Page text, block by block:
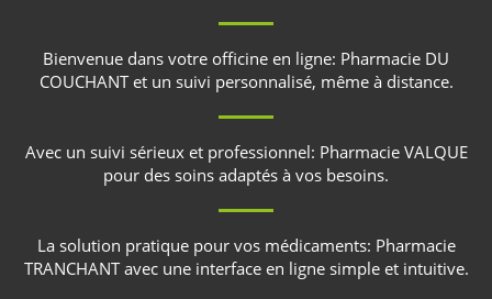
Bienvenue dans votre officine en ligne: Pharmacie DU
COUCHANTet un suivi personnalisé, même à distance.
Avec un suivi sérieux et professionnel: Pharmacie VALQUE
pour des soins adaptés à vos besoins.
La solution pratique pour vos médicaments: Pharmacie
TRANCHANTavec une interface en ligne simple et intuitive.